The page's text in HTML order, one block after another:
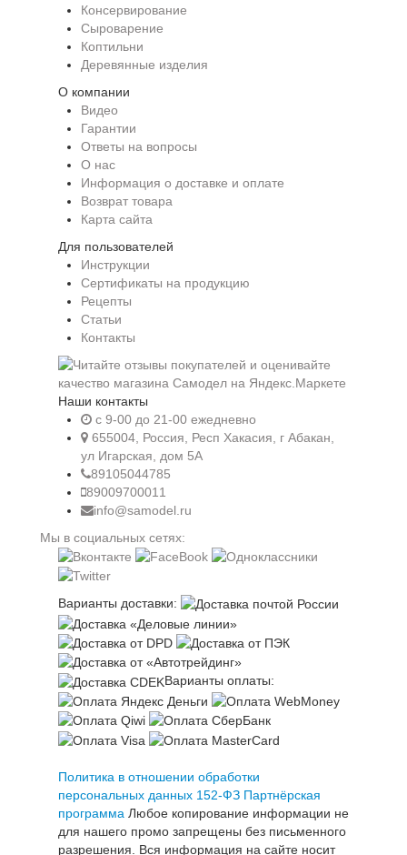
Консервирование
Сыроварение
Коптильни
Деревянные изделия
О компании
Видео
Гарантии
Ответы на вопросы
О нас
Информация о доставке и оплате
Возврат товара
Карта сайта
Для пользователей
Инструкции
Сертификаты на продукцию
Рецепты
Статьи
Контакты
Наши контакты
c 9-00 до 21-00 ежедневно
655004, Россия, Респ Хакасия, г Абакан,
ул Игарская, дом 5А
89105044785
89009700011
info@samodel.ru
Мы в социальных сетях:
Варианты доставки:
Варианты оплаты:
Политика в отношении обработки
персональных данных 152-ФЗ Партнёрская
программа Любое копирование информации не
для нашего промо запрещены без письменного
разрешения. Вся информация на сайте носит